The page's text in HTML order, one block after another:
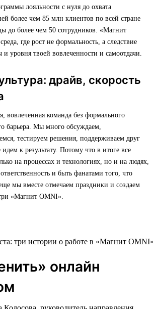
лояльности с нуля до охвата
более чем 85 млн клиентов по всей стране
до более чем 50 сотрудников. «Магнит
где рост не формальность, а следствие
и уровня твоей вовлеченности и самоотдачи.
драйв, скорость
вовлеченная команда без формального
барьера. Мы много обсуждаем,
тестируем решения, поддерживаем друг
идем к результату. Потому что в итоге все
на процессах и технологиях, но и на людях,
и быть фанатами того, что
мы вместе отмечаем праздники и создаем
«Магнит OMNI».
онлайн